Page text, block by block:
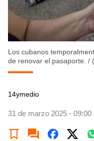
Los cubanos
de renovar el pasaporte. /
14ymedio
31 de marzo 2025 - 09:00